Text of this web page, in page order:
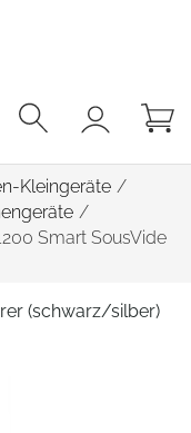
Kleingeräte /
/
Smart SousVide
(schwarz/silber)